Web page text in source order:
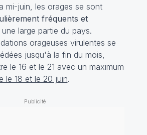
mi-juin, les orages se sont
fréquents et
une large partie du pays.
orageuses virulentes se
jusqu'à la fin du mois,
le 16 et le 21 avec un maximum
le 18 et le 20 juin.